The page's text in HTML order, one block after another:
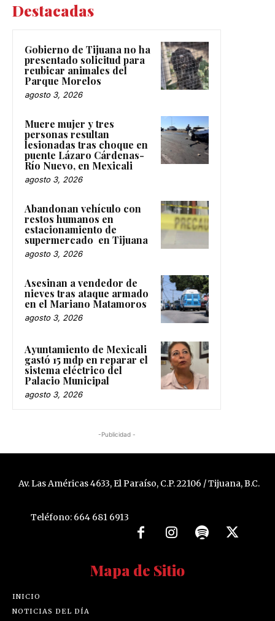
Destacadas
Gobierno de Tijuana no ha
presentado solicitud para
reubicar animales del
Parque Morelos
agosto 3, 2026
Muere mujer y tres
personas resultan
lesionadas tras choque en
puente Lázaro Cárdenas-
Río Nuevo, en Mexicali
agosto 3, 2026
Abandonan vehículo con
restos humanos en
estacionamiento de
supermercado en Tijuana
agosto 3, 2026
Asesinan a vendedor de
nieves tras ataque armado
en el Mariano Matamoros
agosto 3, 2026
Ayuntamiento de Mexicali
gastó 15 mdp en reparar el
sistema eléctrico del
Palacio Municipal
agosto 3, 2026
-Publicidad -
Av. Las Américas 4633, El Paraíso, C.P. 22106 / Tijuana, B.C.
Teléfono: 664 681 6913
Mapa de Sitio
INICIO
NOTICIAS DEL DÍA